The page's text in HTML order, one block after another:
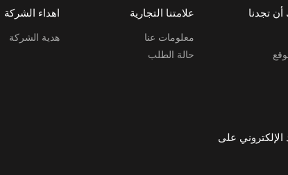
أن تجدنا علامتنا التجارية
معلومات عنا
حالة الطلب
اهداء الشركة
هدية الشركة
على